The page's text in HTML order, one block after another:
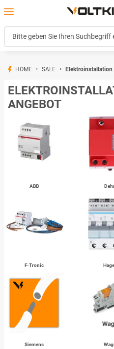
HOME SALE
ANGEBOT
ABB
F-Tronic
Siemens